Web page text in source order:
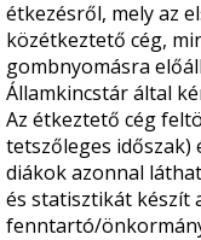
étkezésről, mely az
közétkeztető cég,
gombnyomásra
Államkincstár által
Az étkeztető cég
tetszőleges időszak)
diákok azonnal
és statisztikát készít
fenntartó/